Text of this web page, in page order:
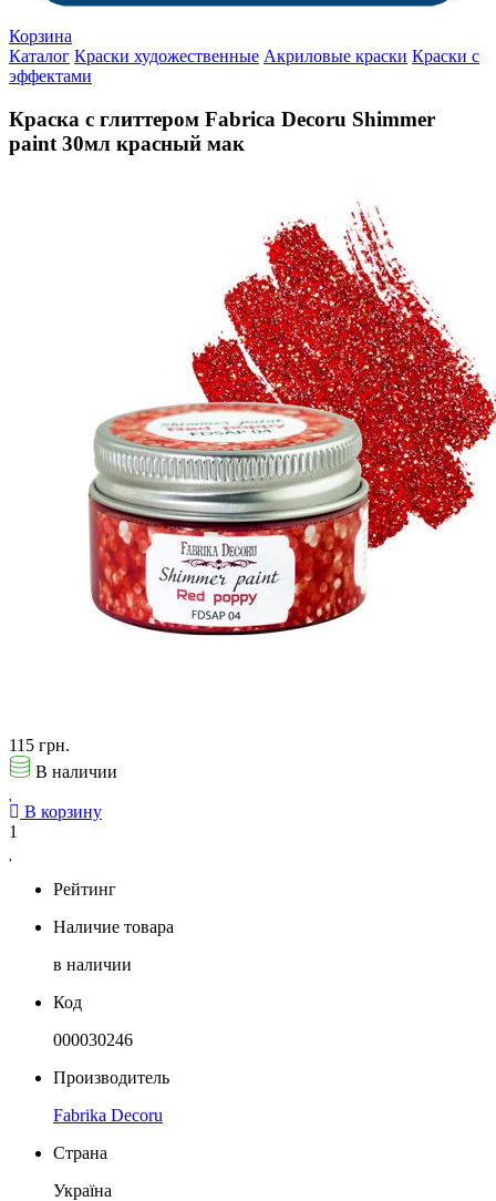
Корзина
Каталог Краски художественные Акриловые краски Краски с
эффектами
Краска с глиттером Fabrica Decoru Shimmer
paint 30мл красный мак
115 грн.
В наличии
В корзину
1
Рейтинг
Наличие товара
в наличии
Код
000030246
Производитель
Fabrika Decoru
Страна
Україна